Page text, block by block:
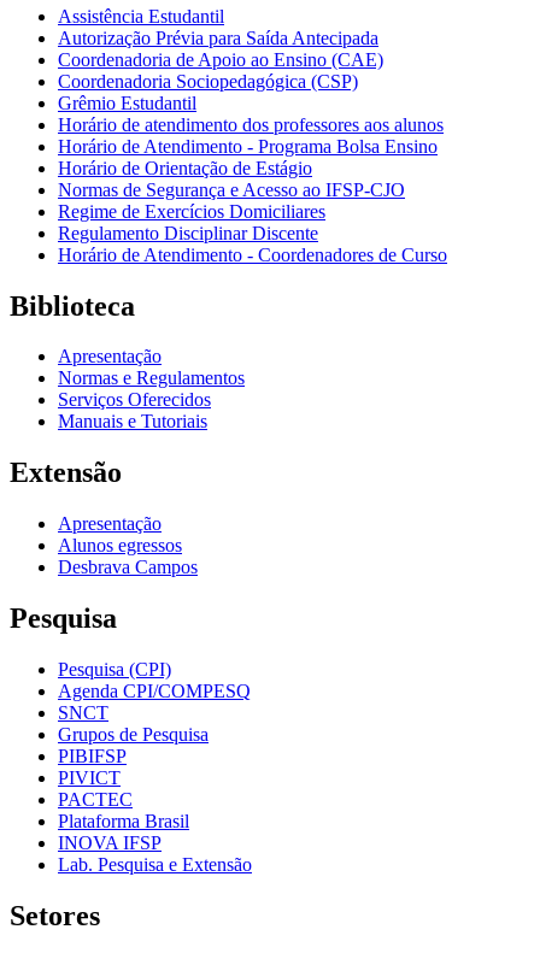
Assistência Estudantil
Autorização Prévia para Saída Antecipada
Coordenadoria de Apoio ao Ensino (CAE)
Coordenadoria Sociopedagógica (CSP)
Grêmio Estudantil
Horário de atendimento dos professores aos alunos
Horário de Atendimento - Programa Bolsa Ensino
Horário de Orientação de Estágio
Normas de Segurança e Acesso ao IFSP-CJO
Regime de Exercícios Domiciliares
Regulamento Disciplinar Discente
Horário de Atendimento - Coordenadores de Curso
Biblioteca
Apresentação
Normas e Regulamentos
Serviços Oferecidos
Manuais e Tutoriais
Extensão
Apresentação
Alunos egressos
Desbrava Campos
Pesquisa
Pesquisa (CPI)
Agenda CPI/COMPESQ
SNCT
Grupos de Pesquisa
PIBIFSP
PIVICT
PACTEC
Plataforma Brasil
INOVA IFSP
Lab. Pesquisa e Extensão
Setores